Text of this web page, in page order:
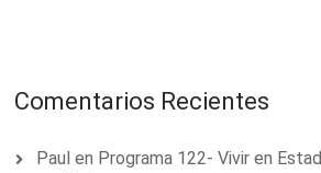
Comentarios Recientes
Paul en Programa 122- Vivir en